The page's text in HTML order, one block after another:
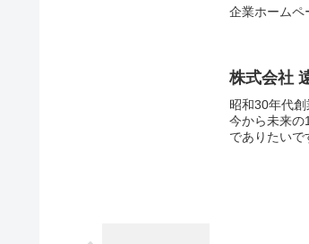
企業ホームペ
株式会社
昭和30年代
今から未来の
でありたい